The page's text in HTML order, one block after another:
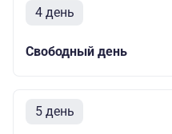
4 день
Свободный день
5 день